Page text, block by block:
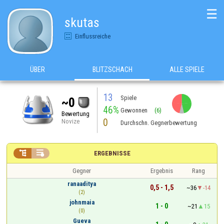
skutas
Einflussreiche
☰
ÜBER BLITZSCHACH ALLE SPIELE
~0
Bewertung
Novize
13 Spiele
46% Gewonnen (6)
0 Durchschn. Gegnerbewertung
ERGEBNISSE
 
Gegner Ergebnis
Rang
ranaaditya
(2)
0,5 - 1,5 ~36
-14
johnmaia
(0)
1 - 0 ~21
15
Gueva